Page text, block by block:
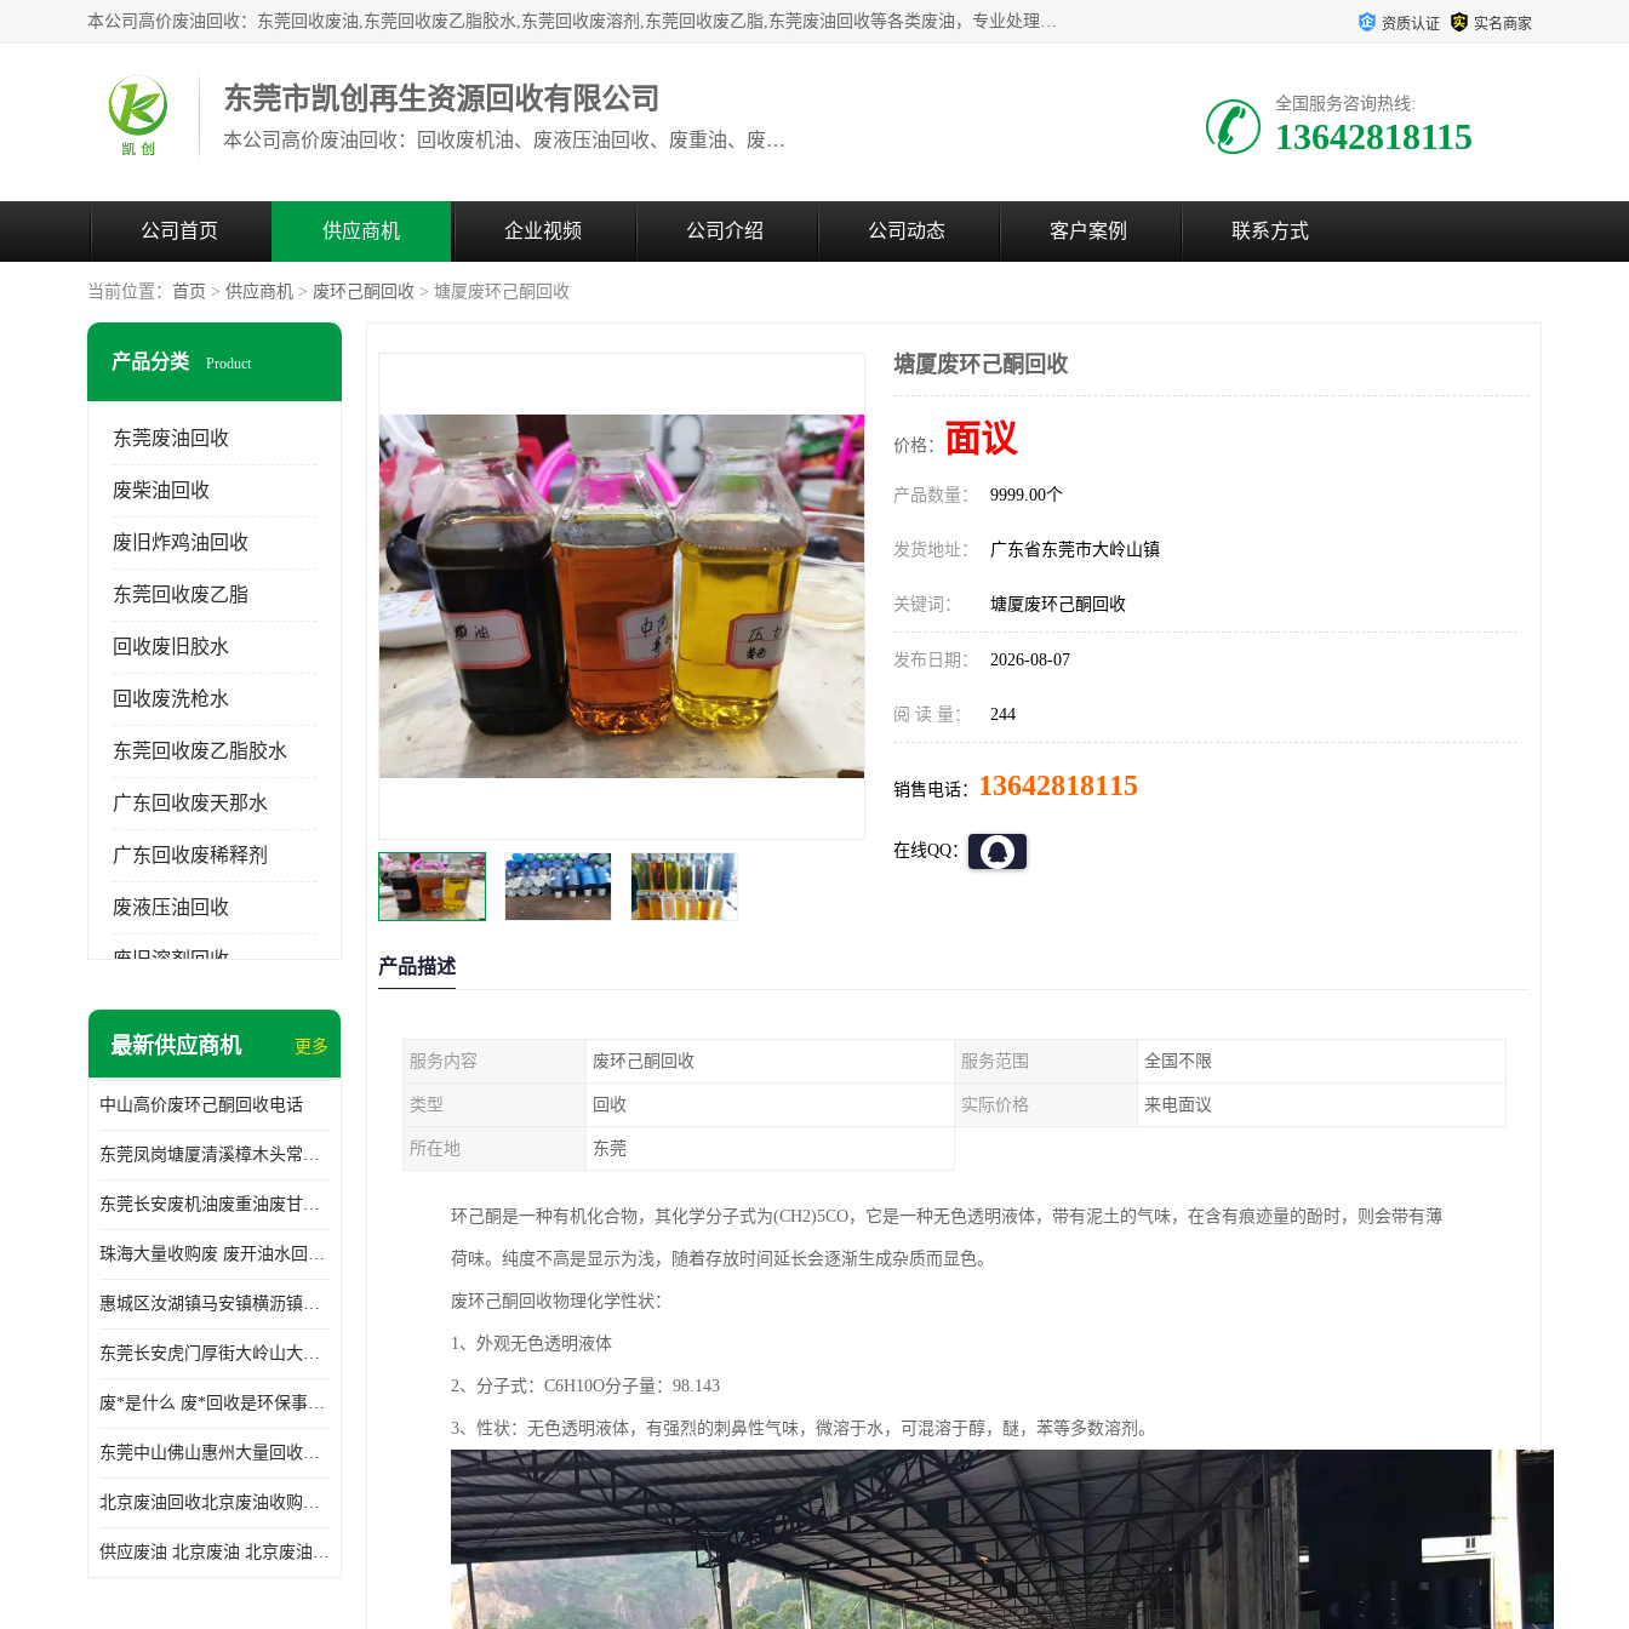
本公司高价废油回收：东莞回收废油,东莞回收废乙脂胶水,东莞回收废溶剂,东莞回收废乙脂,东莞废油回收等各类废油，专业处理从事化工产品研发与销售的综合型高科技服务性企业。我公司自成立以来，一直秉承“科技创新，立足诚信，感恩于心”的理念，力求设计与客户合作共赢的局面。在广大新老客户的大力支持下，我公司员工经过不懈努力，公司已快速发展成为国内知名化工企业。 资质认证 实名商家
东莞市凯创再生资源回收有限公司
本公司高价废油回收：回收废机油、废液压油回收、废重油、废食用油回收、废导热油、废、废油漆、废UV光油、废清、废白矿油、废变压器油
全国服务咨询热线:
13642818115
公司首页 供应商机 企业视频 公司介绍 公司动态 客户案例 联系方式
当前位置： 首页 > 供应商机 > 废环己酮回收 > 塘厦废环己酮回收
产品分类 Product
东莞废油回收
废柴油回收
废旧炸鸡油回收
东莞回收废乙脂
回收废旧胶水
回收废洗枪水
东莞回收废乙脂胶水
广东回收废天那水
广东回收废稀释剂
废液压油回收
废旧溶剂回收
东莞回收废溶剂
废三氯乙烯回收
废混合溶剂回收
最新供应商机 更多
中山高价废环己酮回收电话
东莞凤岗塘厦清溪樟木头常平废液压油 废火花机油 废 废切削油 废齿轮油 废导轨油 废螺杆油
东莞长安废机油废重油废甘油废矿物油废燃料油废废润滑油废火花机油废油废齿轮油
珠海大量收购废 废开油水回收废酒精废废乙酯胶水废洗枪水废开油水废二废三氯丁脂乙脂废甲
惠城区汝湖镇马安镇横沥镇芦洲镇 惠阳新圩镇镇镇沙田镇废机油废液压油废润滑油废废火花机油废白电油废废齿轮油废白矿油废变压器油废燃料油
东莞长安虎门厚街大岭山大量回收废开油水废洗枪水废稀释剂
废*是什么 废*回收是环保事业吗
东莞中山佛山惠州大量回收废机油，废液压油，废润滑油，废，废火花机油，废白电油，废，废齿轮油，废白矿油，废变压器油，废燃料油，废切削油
北京废油回收北京废油收购再生注意的事项
供应废油 北京废油 北京废油回收 废油收购
塘厦废环己酮回收
价格： 面议
产品数量： 9999.00个
发货地址： 广东省东莞市大岭山镇
关键词： 塘厦废环己酮回收
发布日期： 2026-08-07
阅 读 量： 244
销售电话： 13642818115
在线QQ：
产品描述
服务内容 废环己酮回收 服务范围 全国不限
类型 回收 实际价格 来电面议
所在地 东莞
环己酮是一种有机化合物，其化学分子式为(CH2)5CO，它是一种无色透明液体，带有泥土的气味，在含有痕迹量的酚时，则会带有薄
荷味。纯度不高是显示为浅，随着存放时间延长会逐渐生成杂质而显色。
废环己酮回收物理化学性状：
1、外观无色透明液体
2、分子式：C6H10O分子量：98.143
3、性状：无色透明液体，有强烈的刺鼻性气味，微溶于水，可混溶于醇，醚，苯等多数溶剂。